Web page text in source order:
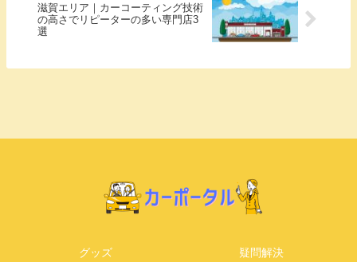
滋賀エリア｜カーコーティング技術
の高さでリピーターの多い専門店3
選
グッズ 疑問解決